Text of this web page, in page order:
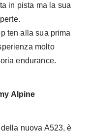
in pista ma la sua
ten alla sua prima
molto
endurance.
Alpine
nuova A523, è